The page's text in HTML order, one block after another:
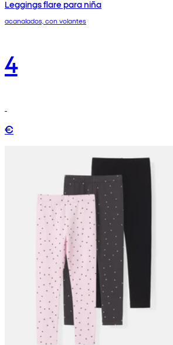
Leggings flare para niña
acanalados, con volantes
4
€